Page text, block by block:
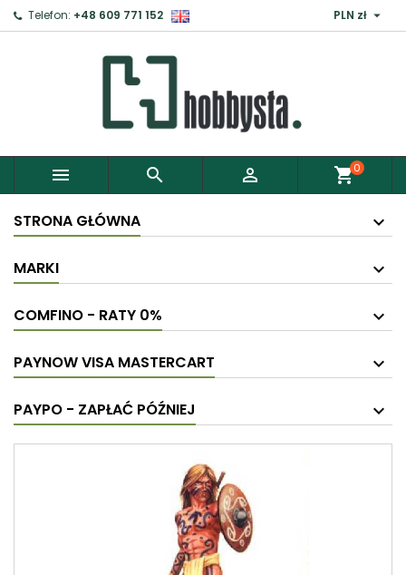
Telefon: +48 609 771 152 PLN zł 
   shopping_cart0
STRONA GŁÓWNA
MARKI
COMFINO - RATY 0%
PAYNOW VISA MASTERCART
PAYPO - ZAPŁAĆ PÓŹNIEJ